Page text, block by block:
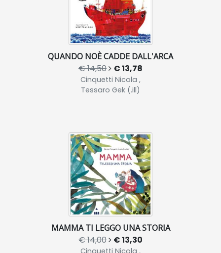
QUANDO NOÈ CADDE DALL'ARCA
€ 14,50 € 13,78
Cinquetti Nicola ,
Tessaro Gek (.ill)
MAMMA TI LEGGO UNA STORIA
€ 14,00 € 13,30
Cinquetti Nicola ,